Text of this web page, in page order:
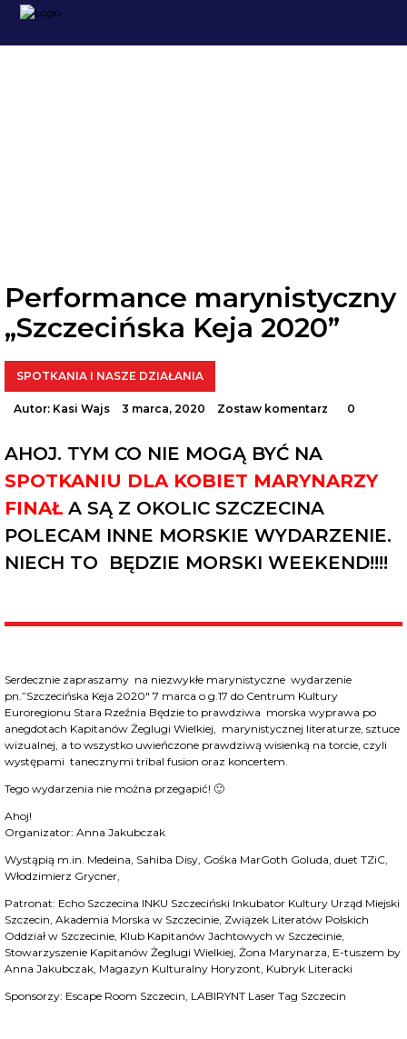
Performance marynistyczny
„Szczecińska Keja 2020”
SPOTKANIA I NASZE DZIAŁANIA
Autor: Kasi Wajs 3 marca, 2020 Zostaw komentarz 0
AHOJ. TYM CO NIE MOGĄ BYĆ NA
SPOTKANIU DLA KOBIET MARYNARZY
FINAŁA SĄ Z OKOLIC SZCZECINA
POLECAM INNE MORSKIE WYDARZENIE.
NIECH TO BĘDZIE MORSKI WEEKEND!!!!
Serdecznie zapraszamy na niezwykłe marynistyczne wydarzenie
pn.”Szczecińska Keja 2020″ 7 marca o g.17 do Centrum Kultury
Euroregionu Stara Rzeźnia Będzie to prawdziwa morska wyprawa po
anegdotach Kapitanów Żeglugi Wielkiej, marynistycznej literaturze, sztuce
wizualnej, a to wszystko uwieńczone prawdziwą wisienką na torcie, czyli
występami tanecznymi tribal fusion oraz koncertem.
Tego wydarzenia nie można przegapić! 🙂
Ahoj!
Organizator: Anna Jakubczak
Wystąpią m.in. Medeina, Sahiba Disy, Gośka MarGoth Goluda, duet TZiC,
Włodzimierz Grycner,
Patronat: Echo Szczecina INKU Szczeciński Inkubator Kultury Urząd Miejski
Szczecin, Akademia Morska w Szczecinie, Związek Literatów Polskich
Oddział w Szczecinie, Klub Kapitanów Jachtowych w Szczecinie,
Stowarzyszenie Kapitanów Żeglugi Wielkiej, Żona Marynarza, E-tuszem by
Anna Jakubczak, Magazyn Kulturalny Horyzont, Kubryk Literacki
Sponsorzy: Escape Room Szczecin, LABIRYNT Laser Tag Szczecin